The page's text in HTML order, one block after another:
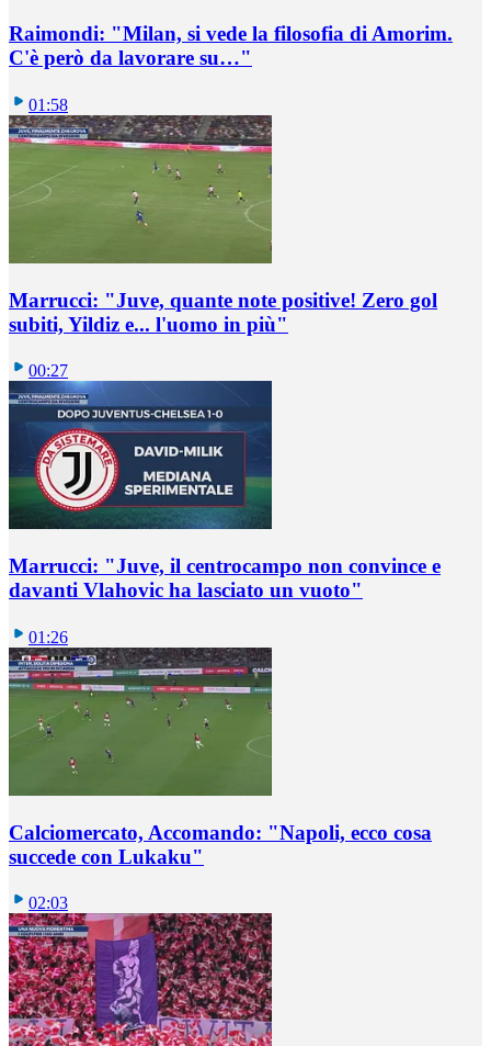
Raimondi: "Milan, si vede la filosofia di Amorim.
C'è però da lavorare su…"
01:58
Marrucci: "Juve, quante note positive! Zero gol
subiti, Yildiz e... l'uomo in più"
00:27
Marrucci: "Juve, il centrocampo non convince e
davanti Vlahovic ha lasciato un vuoto"
01:26
Calciomercato, Accomando: "Napoli, ecco cosa
succede con Lukaku"
02:03